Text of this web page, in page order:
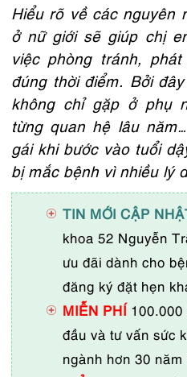
Hiểu rõ về các nguyên
ở nữ giới sẽ giúp chị
việc phòng tránh,
đúng thời điểm. Bởi
không chỉ gặp ở phụ
từng quan hệ lâu
gái khi bước vào tuổi
bị mắc bệnh vì nhiều lý
TIN MỚI CẬP
khoa 52 Nguyễn
ưu đãi dành cho
đăng ký đặt hẹn
MIỄN PHÍ100.000
đầu và tư vấn sức
ngành hơn 30